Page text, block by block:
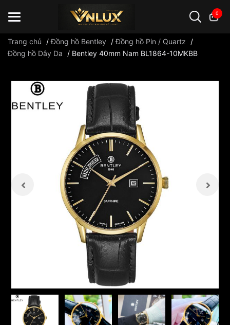
0
Trang chủ /Đồng hồ Bentley /Đồng hồ Pin / Quartz
/
Đồng hồ Dây Da
/ Bentley 40mm Nam BL1864-10MKBB